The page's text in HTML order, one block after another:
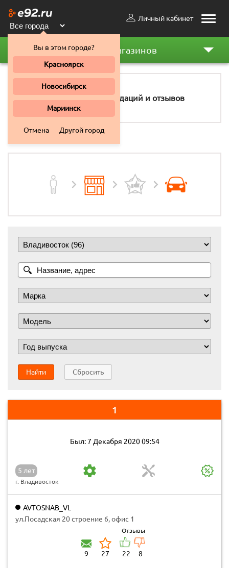
Toggle
Личный кабинет
Вы в этом городе?
Красноярск
Новосибирск
Мариинск
Отмена Другой город
Рейтинг магазинов
96 рекомендаций и отзывов
Найти Сбросить
1
Был: 7 Декабря 2020 09:54
5 лет
г. Владивосток
AVTOSNAB_VL
ул.Посадская 20 строение 6, офис 1
9 27
Отзывы
22 8